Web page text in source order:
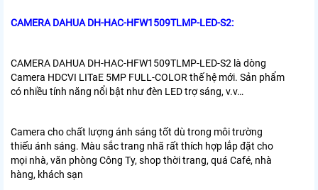
CAMERA DAHUA DH-HAC-HFW1509TLMP-LED-S2:
CAMERA DAHUA DH-HAC-HFW1509TLMP-LED-S2 là dòng
Camera HDCVI LITaE 5MP FULL-COLOR thế hệ mới. Sản phẩm
có nhiều tính năng nổi bật như đèn LED trợ sáng, v.v…
Camera cho chất lượng ánh sáng tốt dù trong môi trường
thiếu ánh sáng. Màu sắc trang nhã rất thích hợp lắp đặt cho
mọi nhà, văn phòng Công Ty, shop thời trang, quá Café, nhà
hàng, khách sạn